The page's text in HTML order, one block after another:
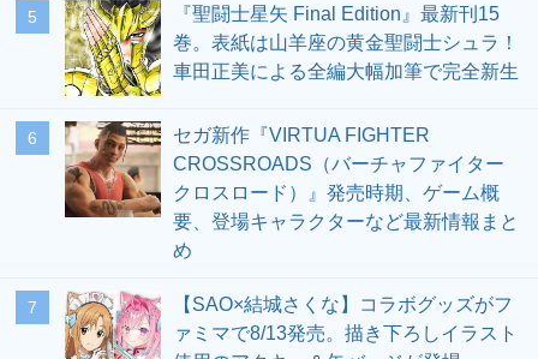
5
『聖闘士星矢 Final Edition』最新刊15
巻。表紙は山羊座の黄金聖闘士シュラ！
車田正美による全編大幅加筆で完全新生
6
セガ新作『VIRTUA FIGHTER
CROSSROADS（バーチャファイター
クロスロード）』発売時期、ゲーム概
要、登場キャラクターなど最新情報まと
め
7
【SAO×結城さくな】コラボグッズがフ
ァミマで8/13発売。描き下ろしイラスト